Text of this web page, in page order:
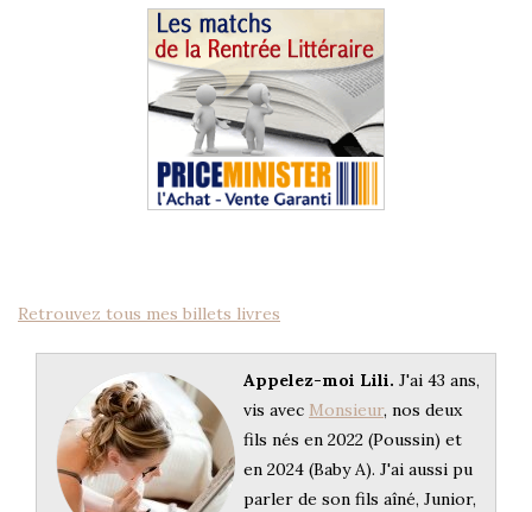
Retrouvez tous mes billets livres
Appelez-moi Lili. J'ai 43 ans,
vis avec Monsieur, nos deux
fils nés en 2022 (Poussin) et
en 2024 (Baby A). J'ai aussi pu
parler de son fils aîné, Junior,